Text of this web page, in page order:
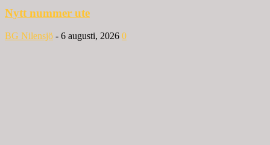
Nytt nummer ute
BG Nilensjö - 6 augusti, 2026 0